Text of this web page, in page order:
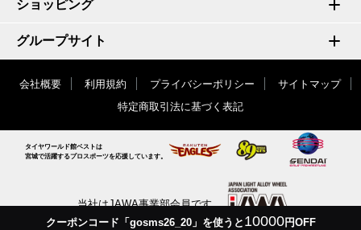
クーポンコード「gosms26_20」を使うと 10000円OFF
ショッピング
グループサイト
会社概要 利用規約 プライバシーポリシー
サイトマップ
特定商取引法に基づく表記
タイヤワールド館ベストは
宮城で活躍するプロスポーツを応援しています。
当社はJAWA事業部会員です